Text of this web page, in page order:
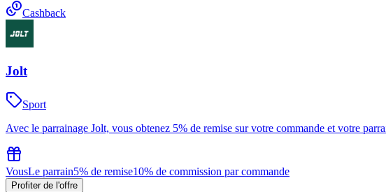
Cashback
Jolt
Sport
Avec le parrainage Jolt, vous obtenez 5% de remise sur votre commande et votre
VousLe parrain5% de remise10% de commission par commande
Profiter de l'offre